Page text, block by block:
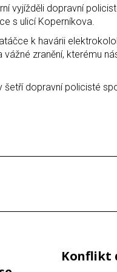
vyjížděli dopravní
s ulicí Koperníkova.
k havárii
zranění, kterému
dopravní policisté
Konflikt